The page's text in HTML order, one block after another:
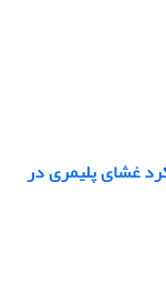
غشای پلیمری در